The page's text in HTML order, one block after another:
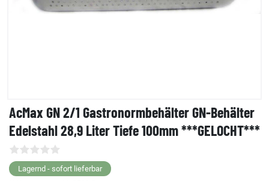
AcMax GN 2/1 Gastronormbehälter GN-Behälter
Edelstahl 28,9 Liter Tiefe 100mm ***GELOCHT***
Lagernd - sofort lieferbar